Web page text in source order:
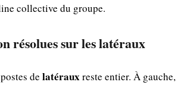
collective du groupe.
résolues sur les latéraux
de latérauxreste entier. À gauche,